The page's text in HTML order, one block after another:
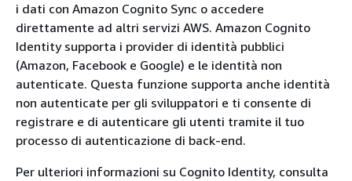
i dati con Amazon Cognito Sync o accedere
direttamente ad altri servizi AWS. Amazon Cognito
Identity supporta i provider di identità pubblici
(Amazon, Facebook e Google) e le identità non
autenticate. Questa funzione supporta anche identità
non autenticate per gli sviluppatori e ti consente di
registrare e di autenticare gli utenti tramite il tuo
processo di autenticazione di back-end.
Per ulteriori informazioni su Cognito Identity, consulta